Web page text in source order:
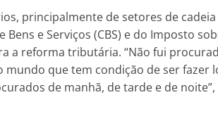
principalmente de setores de
e Serviços (CBS) e do Imposto
a reforma tributária. “Não fui
que tem condição de ser fazer
de manhã, de tarde e de